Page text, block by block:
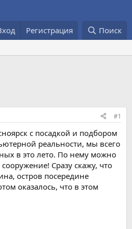
Регистрация Поиск
#1
с посадкой и подбором
реальности, мы всего
в это лето. По нему можно
Сразу скажу, что
остров посередине
оказалось, что в этом